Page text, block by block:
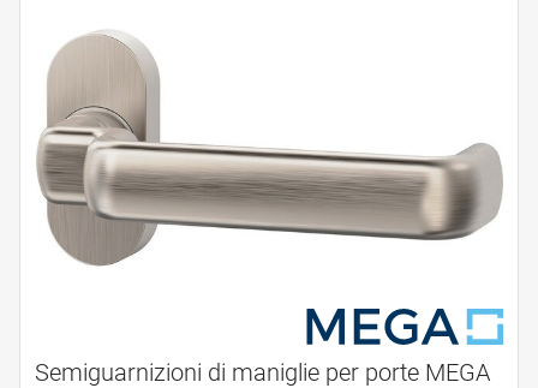
Semiguarnizioni di maniglie per porte MEGA